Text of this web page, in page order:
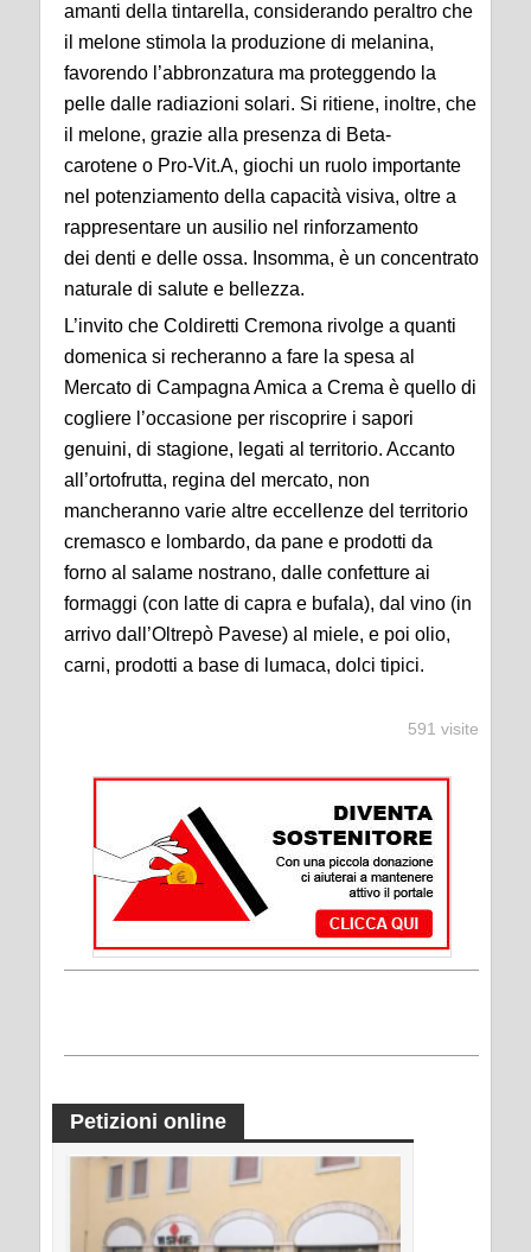
amanti della tintarella, considerando peraltro che
il melone stimola la produzione di melanina,
favorendo l’abbronzatura ma proteggendo la
pelle dalle radiazioni solari. Si ritiene, inoltre, che
il melone, grazie alla presenza di Beta-
carotene o Pro-Vit.A, giochi un ruolo importante
nel potenziamento della capacità visiva, oltre a
rappresentare un ausilio nel rinforzamento
dei denti e delle ossa. Insomma, è un concentrato
naturale di salute e bellezza.
L’invito che Coldiretti Cremona rivolge a quanti
domenica si recheranno a fare la spesa al
Mercato di Campagna Amica a Crema è quello di
cogliere l’occasione per riscoprire i sapori
genuini, di stagione, legati al territorio. Accanto
all’ortofrutta, regina del mercato, non
mancheranno varie altre eccellenze del territorio
cremasco e lombardo, da pane e prodotti da
forno al salame nostrano, dalle confetture ai
formaggi (con latte di capra e bufala), dal vino (in
arrivo dall’Oltrepò Pavese) al miele, e poi olio,
carni, prodotti a base di lumaca, dolci tipici.
591 visite
Petizioni online